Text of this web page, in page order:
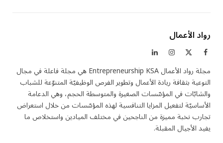
رواد الأعمال
فيسبوك الانستغراملينكدإن
مجلة رواد الأعمال Entrepreneurship KSA هي مجلة فاعلة في مجال
التوعية بثقافة ريادة الأعمال وتطوير الفرص الوظيفيّة المتنوّعة للشباب
والشابّات في المؤسّسات الصغيرة والمتوسطة الحجم، وهي الدعامة
الأساسيّة لتفعيل المزايا التنافسية لهذه المؤسّسات من خلال استعراض
تجارب نخبة مميزة من الناجحين في مختلف الميادين واستخلاص ما
يفيد الأجيال المقبلة.